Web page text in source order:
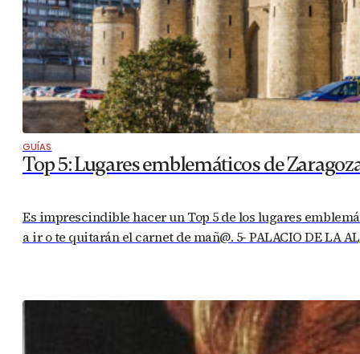
GUÍAS
Top 5: Lugares emblemáticos de
Es imprescindible hacer un Top 5 de los lugares
a ir o te quitarán el carnet de mañ@. 5- PALACIO DE LA